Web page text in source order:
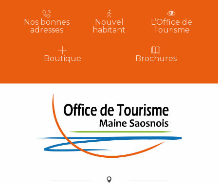
Nos bonnes
adresses
Nouvel
habitant
L’Office de
Tourisme
Boutique Brochures